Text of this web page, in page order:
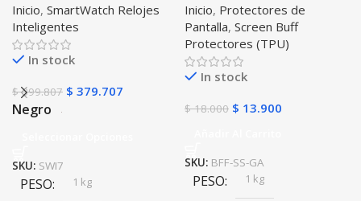
Incluye Pulso y Estuche
protector – GPS
Inicio, SmartWatch Relojes
Inteligentes
In stock
$399.807 $ 379.707
Negro
SKU: SWI7
PESO 1 kg
Samsung Galaxy Active
Inicio, Protectores de
Pantalla, Screen Buff
Protectores (TPU)
In stock
$18.000 $ 13.900
SKU: BFF-SS-GA
PESO 1 kg